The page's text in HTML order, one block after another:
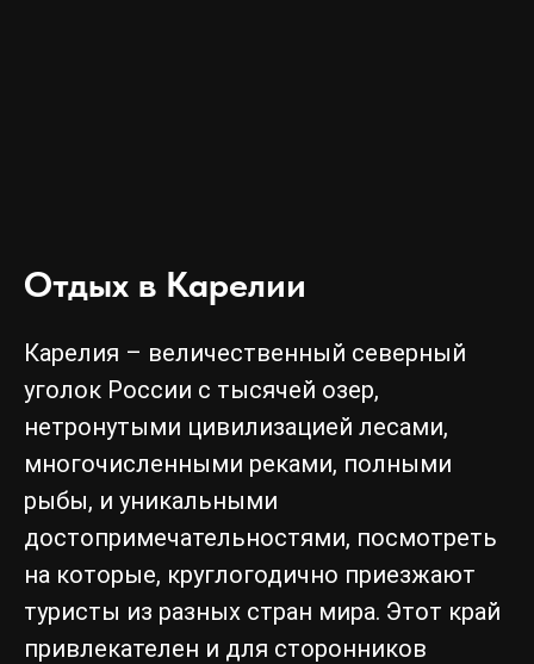
Отдых в Карелии
Карелия – величественный северный
уголок России с тысячей озер,
нетронутыми цивилизацией лесами,
многочисленными реками, полными
рыбы, и уникальными
достопримечательностями, посмотреть
на которые, круглогодично приезжают
туристы из разных стран мира. Этот край
привлекателен и для сторонников